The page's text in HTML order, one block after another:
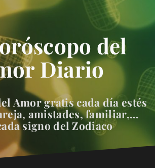
del
Diario
Amor gratis cada día estés
amistades, familiar,…
signo del Zodiaco